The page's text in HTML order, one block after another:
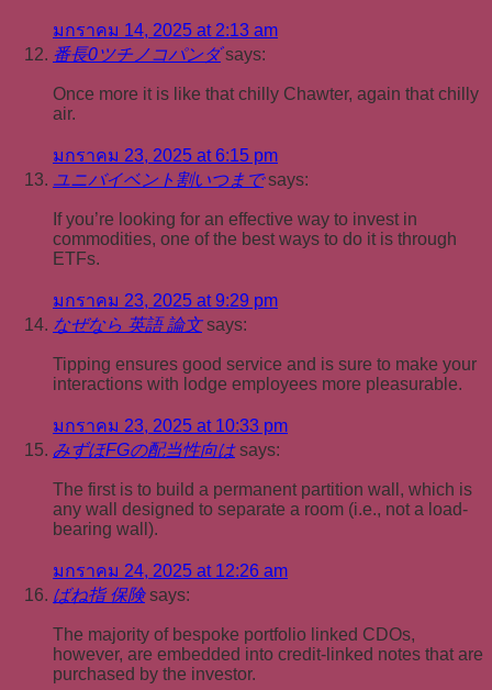
มกราคม 14, 2025 at 2:13 am
番長0ツチノコパンダ says:
Once more it is like that chilly Chawter, again that chilly
air.
มกราคม 23, 2025 at 6:15 pm
ユニバイベント割いつまで says:
If you’re looking for an effective way to invest in
commodities, one of the best ways to do it is through
ETFs.
มกราคม 23, 2025 at 9:29 pm
なぜなら 英語 論文 says:
Tipping ensures good service and is sure to make your
interactions with lodge employees more pleasurable.
มกราคม 23, 2025 at 10:33 pm
みずほFGの配当性向は says:
The first is to build a permanent partition wall, which is
any wall designed to separate a room (i.e., not a load-
bearing wall).
มกราคม 24, 2025 at 12:26 am
ばね指 保険 says:
The majority of bespoke portfolio linked CDOs,
however, are embedded into credit-linked notes that are
purchased by the investor.